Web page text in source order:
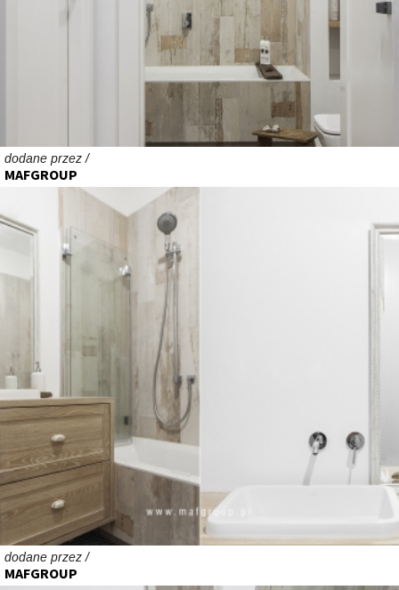
dodane przez /
MAFGROUP
dodane przez /
MAFGROUP